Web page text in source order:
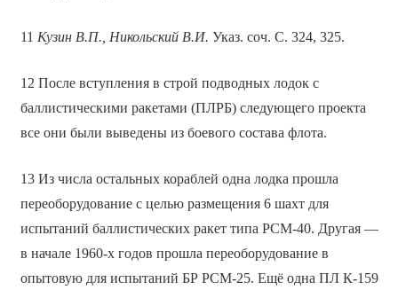
11 Кузин В.П., Никольский В.И. Указ. соч. С. 324, 325.
12 После вступления в строй подводных лодок с
баллистическими ракетами (ПЛРБ) следующего проекта
все они были выведены из боевого состава флота.
13 Из числа остальных кораблей одна лодка прошла
переоборудование с целью размещения 6 шахт для
испытаний баллистических ракет типа PCМ-40. Другая —
в начале 1960-х годов прошла переоборудование в
опытовую для испытаний БР РСМ-25. Ещё одна ПЛ К-159